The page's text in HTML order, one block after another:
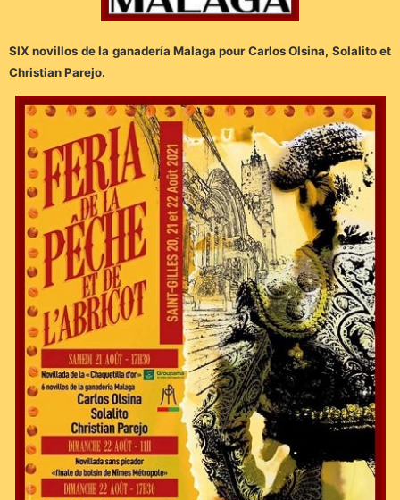
SIX novillos de la ganadería Malaga pour Carlos Olsina, Solalito et
Christian Parejo.